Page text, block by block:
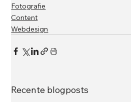
Fotografie
Content
Webdesign
Recente blogposts